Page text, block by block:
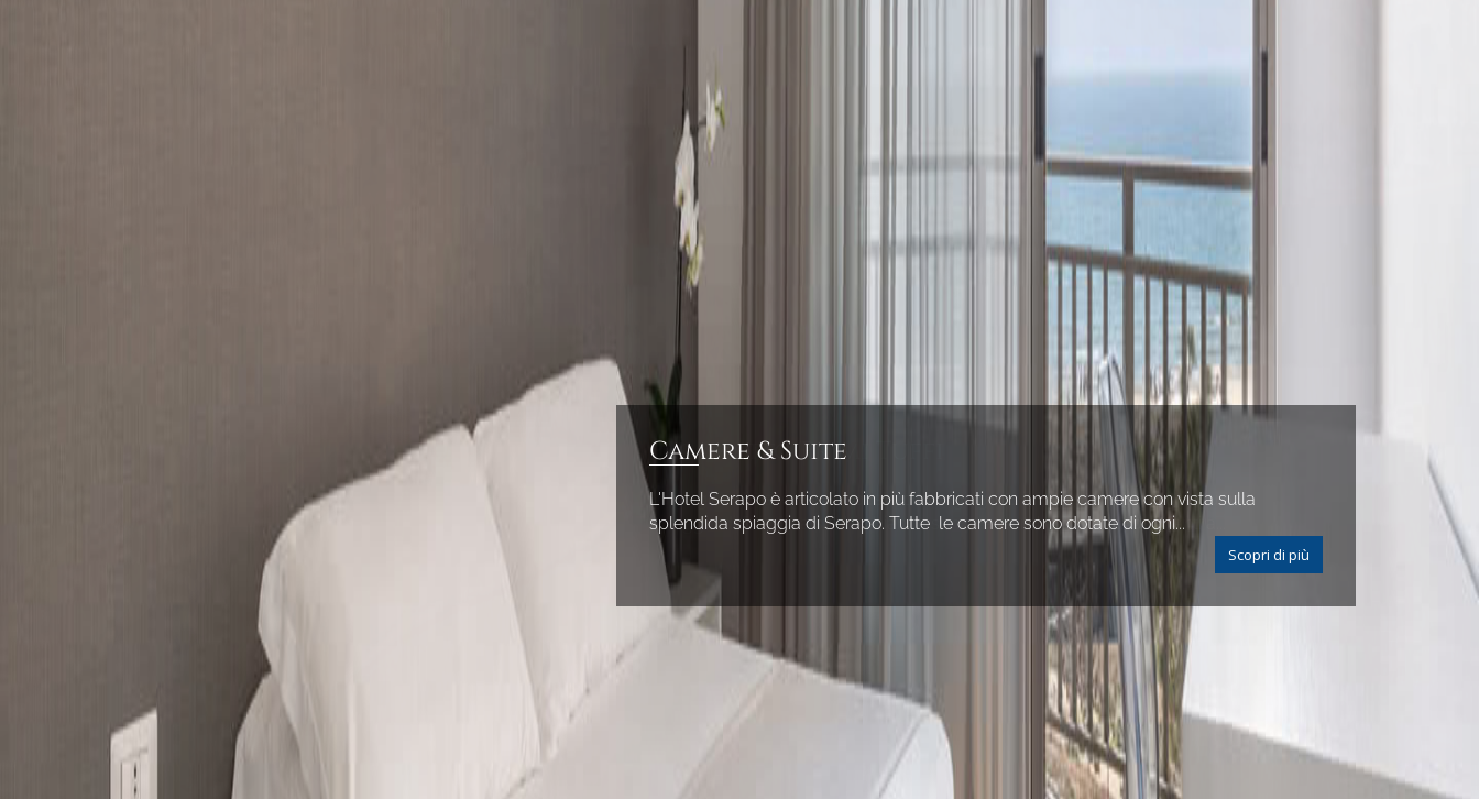
Camere & Suite
L'Hotel Serapo è articolato in più fabbricati con ampie camere con vista sulla
splendida spiaggia di Serapo. Tutte le camere sono dotate di ogni...
Scopri di più